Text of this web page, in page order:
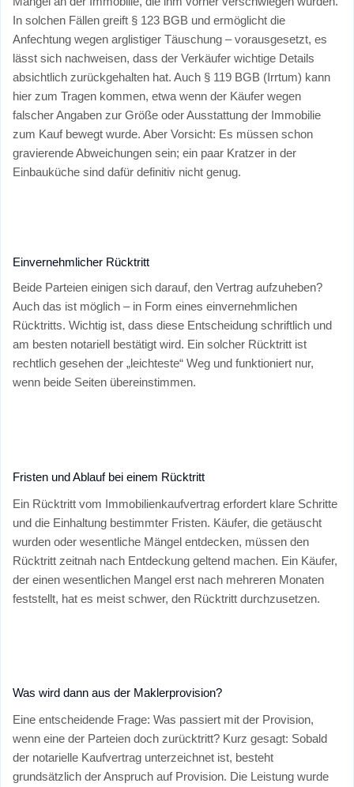
In solchen Fällen greift § 123 BGB und ermöglicht die
Anfechtung wegen arglistiger Täuschung – vorausgesetzt, es
lässt sich nachweisen, dass der Verkäufer wichtige Details
absichtlich zurückgehalten hat. Auch § 119 BGB (Irrtum) kann
hier zum Tragen kommen, etwa wenn der Käufer wegen
falscher Angaben zur Größe oder Ausstattung der Immobilie
zum Kauf bewegt wurde. Aber Vorsicht: Es müssen schon
gravierende Abweichungen sein; ein paar Kratzer in der
Einbauküche sind dafür definitiv nicht genug.
Einvernehmlicher Rücktritt
Beide Parteien einigen sich darauf, den Vertrag aufzuheben?
Auch das ist möglich – in Form eines einvernehmlichen
Rücktritts. Wichtig ist, dass diese Entscheidung schriftlich und
am besten notariell bestätigt wird. Ein solcher Rücktritt ist
rechtlich gesehen der „leichteste“ Weg und funktioniert nur,
wenn beide Seiten übereinstimmen.
Fristen und Ablauf bei einem Rücktritt
Ein Rücktritt vom Immobilienkaufvertrag erfordert klare Schritte
und die Einhaltung bestimmter Fristen. Käufer, die getäuscht
wurden oder wesentliche Mängel entdecken, müssen den
Rücktritt zeitnah nach Entdeckung geltend machen. Ein Käufer,
der einen wesentlichen Mangel erst nach mehreren Monaten
feststellt, hat es meist schwer, den Rücktritt durchzusetzen.
Was wird dann aus der Maklerprovision?
Eine entscheidende Frage: Was passiert mit der Provision,
wenn eine der Parteien doch zurücktritt? Kurz gesagt: Sobald
der notarielle Kaufvertrag unterzeichnet ist, besteht
grundsätzlich der Anspruch auf Provision. Die Leistung wurde